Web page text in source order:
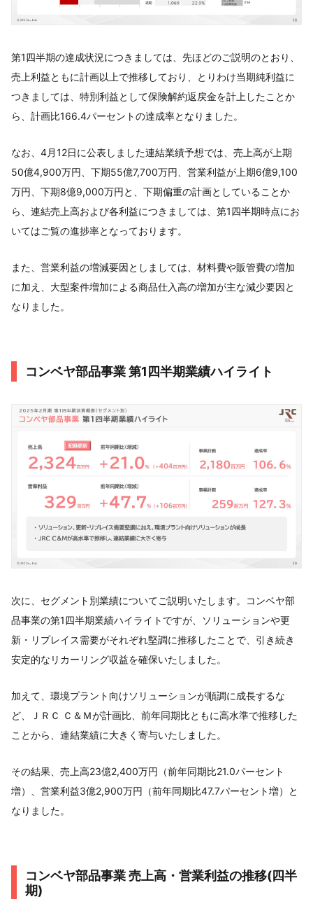
第1四半期の達成状況につきましては、先ほどのご説明のとおり、
売上利益ともに計画以上で推移しており、とりわけ当期純利益に
つきましては、特別利益として保険解約返戻金を計上したことか
ら、計画比166.4パーセントの達成率となりました。
なお、4月12日に公表しました連結業績予想では、売上高が上期
50億4,900万円、下期55億7,700万円、営業利益が上期6億9,100
万円、下期8億9,000万円と、下期偏重の計画としていることか
ら、連結売上高および各利益につきましては、第1四半期時点にお
いてはご覧の進捗率となっております。
また、営業利益の増減要因としましては、材料費や販管費の増加
に加え、大型案件増加による商品仕入高の増加が主な減少要因と
なりました。
コンベヤ部品事業 第1四半期業績ハイライト
次に、セグメント別業績についてご説明いたします。コンベヤ部
品事業の第1四半期業績ハイライトですが、ソリューションや更
新・リプレイス需要がそれぞれ堅調に推移したことで、引き続き
安定的なリカーリング収益を確保いたしました。
加えて、環境プラント向けソリューションが順調に成長するな
ど、ＪＲＣ Ｃ＆Ｍが計画比、前年同期比ともに高水準で推移した
ことから、連結業績に大きく寄与いたしました。
その結果、売上高23億2,400万円（前年同期比21.0パーセント
増）、営業利益3億2,900万円（前年同期比47.7パーセント増）と
なりました。
コンベヤ部品事業 売上高・営業利益の推移(四半
期)